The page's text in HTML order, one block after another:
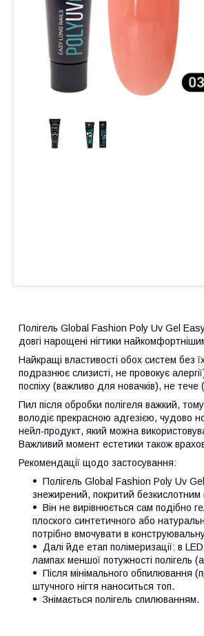
Полігель Global Fashion Poly Uv Gel
довгі нарощені нігтики
Найкращі властивості обох систем без
подразнює слизисті, не провокує
поспіху (важливо для новачків), не
Пил після обробки полігеля важкий,
володіє прекрасною адгезією, чудово
нейл-продукт, який можна
Важливий момент естетики також
Рекомендації щодо застосування:
Полігель Global Fashion Poly Uv
знежирений, покритий
Він не вирівнюється сам подібно
плоского синтетичного або
потрібно вмочувати в
Далі йде етап полімеризації: в
лампах меншої потужності полігель
Після мінімального обпилювання
штучного нігтя наноситься топ.
Знімається полігель спилюванням.